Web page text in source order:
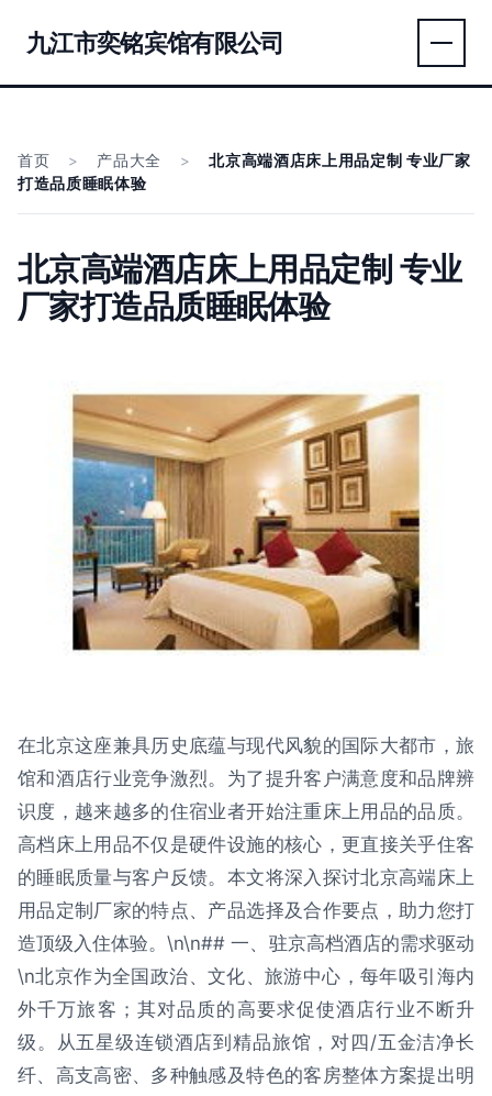
九江市奕铭宾馆有限公司
首页 > 产品大全 >
北京高端酒店床上用品定制 专业厂家
打造品质睡眠体验
北京高端酒店床上用品定制 专业
厂家打造品质睡眠体验
在北京这座兼具历史底蕴与现代风貌的国际大都市，旅
馆和酒店行业竞争激烈。为了提升客户满意度和品牌辨
识度，越来越多的住宿业者开始注重床上用品的品质。
高档床上用品不仅是硬件设施的核心，更直接关乎住客
的睡眠质量与客户反馈。本文将深入探讨北京高端床上
用品定制厂家的特点、产品选择及合作要点，助力您打
造顶级入住体验。\n\n## 一、驻京高档酒店的需求驱动
\n北京作为全国政治、文化、旅游中心，每年吸引海内
外千万旅客；其对品质的高要求促使酒店行业不断升
级。从五星级连锁酒店到精品旅馆，对四/五金洁净长
纤、高支高密、多种触感及特色的客房整体方案提出明